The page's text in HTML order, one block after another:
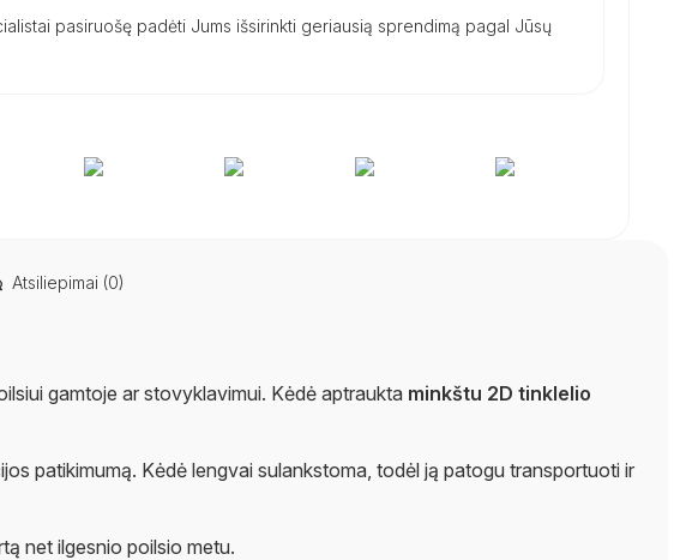
pasiruošę padėti Jums išsirinkti geriausią sprendimą pagal Jūsų
Atsiliepimai (0)
gamtoje ar stovyklavimui. Kėdė aptraukta minkštu 2D tinklelio
patikimumą. Kėdė lengvai sulankstoma, todėl ją patogu transportuoti ir
net ilgesnio poilsio metu.